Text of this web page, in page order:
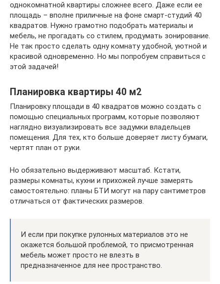
однокомнатной квартиры сложнее всего. Даже если ее
площадь – вполне приличные на фоне смарт-студий 40
квадратов. Нужно грамотно подобрать материалы и
мебель, не прогадать со стилем, продумать зонирование.
Не так просто сделать одну комнату удобной, уютной и
красивой одновременно. Но мы попробуем справиться с
этой задачей!
Планировка квартиры 40 м2
Планировку площади в 40 квадратов можно создать с
помощью специальных программ, которые позволяют
наглядно визуализировать все задумки владельцев
помещения. Для тех, кто больше доверяет листу бумаги,
чертят план от руки.
Но обязательно выдерживают масштаб. Кстати,
размеры комнаты, кухни и прихожей лучше замерять
самостоятельно: планы БТИ могут на пару сантиметров
отличаться от фактических размеров.
И если при покупке рулонных материалов это не
окажется большой проблемой, то присмотренная
мебель может просто не влезть в
предназначенное для нее пространство.